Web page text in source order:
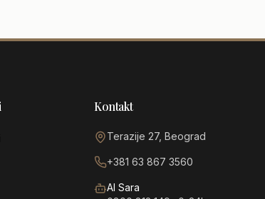
Kontakt
Terazije 27, Beograd
+381 63 867 3560